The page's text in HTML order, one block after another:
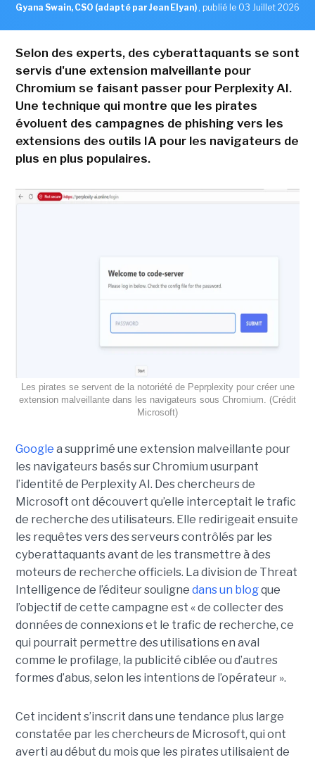
Gyana Swain, CSO (adapté par Jean Elyan) , publié le 03 Juillet 2026
Selon des experts, des cyberattaquants se sont
servis d'une extension malveillante pour
Chromium se faisant passer pour Perplexity AI.
Une technique qui montre que les pirates
évoluent des campagnes de phishing vers les
extensions des outils IA pour les navigateurs de
plus en plus populaires.
Les pirates se servent de la notoriété de Peprplexity pour créer une
extension malveillante dans les navigateurs sous Chromium. (Crédit
Microsoft)
Google a supprimé une extension malveillante pour
les navigateurs basés sur Chromium usurpant
l’identité de Perplexity AI. Des chercheurs de
Microsoft ont découvert qu’elle interceptait le trafic
de recherche des utilisateurs. Elle redirigeait ensuite
les requêtes vers des serveurs contrôlés par les
cyberattaquants avant de les transmettre à des
moteurs de recherche officiels. La division de Threat
Intelligence de l’éditeur souligne dans un blogque
l’objectif de cette campagne est « de collecter des
données de connexions et le trafic de recherche, ce
qui pourrait permettre des utilisations en aval
comme le profilage, la publicité ciblée ou d’autres
formes d’abus, selon les intentions de l’opérateur ».
Cet incident s’inscrit dans une tendance plus large
constatée par les chercheurs de Microsoft, qui ont
averti au début du mois que les pirates utilisaient de